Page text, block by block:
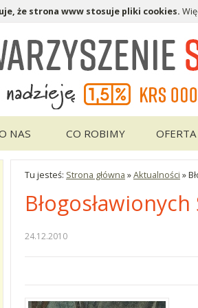
że strona www stosuje pliki cookies.
NAS CO ROBIMY
Tu jesteś: Strona główna »Aktualności »
24.12.2010